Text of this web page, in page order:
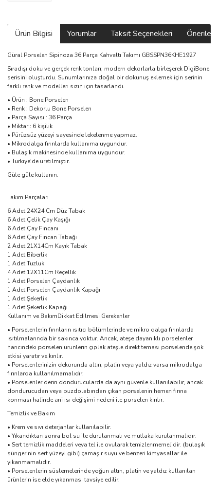
Ürün Bilgisi Yorumlar Taksit Seçenekleri
Güral Porselen Sipinoza 36 Parça Kahvaltı Takımı GBSSPN36KHE1927
Sıradışı doku ve gerçek renk tonları; modern dekorlarla birleşerek DigiBone
serisini oluşturdu. Sunumlarınıza doğal bir dokunuş eklemek için serinin
farklı renk ve modelleri sizin için tasarlandı.
• Ürün : Bone Porselen
• Renk : Dekorlu Bone Porselen
• Parça Sayısı : 36 Parça
• Miktar : 6 kişilik
• Pürüzsüz yüzeyi sayesinde lekelenme yapmaz.
• Mikrodalga fırınlarda kullanıma uygundur.
• Bulaşık makinesinde kullanıma uygundur.
• Türkiye'de üretilmiştir.
Güle güle kullanın.
Takım Parçaları
6 Adet 24X24 Cm Düz Tabak
6 Adet Çelik Çay Kaşığı
6 Adet Çay Fincanı
6 Adet Çay Fincan Tabağı
2 Adet 21X14Cm Kayık Tabak
1 Adet Biberlik
1 Adet Tuzluk
4 Adet 12X11Cm Reçellik
1 Adet Porselen Çaydanlık
1 Adet Porselen Çaydanlık Kapağı
1 Adet Şekerlik
1 Adet Şekerlik Kapağı
Kullanım ve BakımDikkat Edilmesi Gerekenler
• Porselenlerin fırınların ısıtıcı bölümlerinde ve mikro dalga fırınlarda
ısıtılmalarında bir sakınca yoktur. Ancak, ateşe dayanıklı porselenler
haricindeki porselen ürünlerin çıplak ateşle direkt teması porselende şok
etkisi yaratır ve kırılır.
• Porselenlerinizin dekorunda altın, platin veya yaldız varsa mikrodalga
fırınlarda kullanılmamalıdır.
• Porselenler derin dondurucularda da aynı güvenle kullanılabilir, ancak
dondurucudan veya buzdolabından çıkan porselenin hemen fırına
konması halinde ani ısı değişimi nedeni ile porselen kırılır.
Temizlik ve Bakım
• Krem ve sıvı deterjanlar kullanılabilir.
• Yıkandıktan sonra bol su ile durulanmalı ve mutlaka kurulanmalıdır.
• Sert temizlik maddeleri veya tel ile ovularak temizlenmemelidir. (bulaşık
süngerinin sert yüzeyi gibi) çamaşır suyu ve benzeri kimyasallar ile
yıkanmamalıdır.
• Porselenlerin süslemelerinde yoğun altın, platin ve yaldız kullanılan
ürünlerin ise elde yıkanması tavsiye edilir.